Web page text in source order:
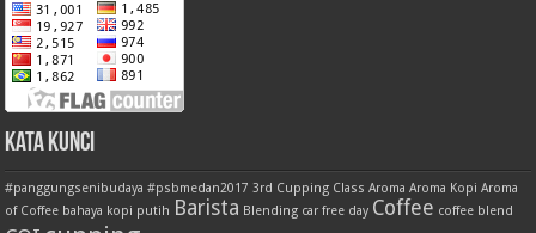
Kata Kunci
#panggungsenibudaya #psbmedan2017 3rd Cupping Class Aroma Aroma Kopi Aroma
of Coffee bahaya kopi putih Barista Blending car free day Coffee coffee blend